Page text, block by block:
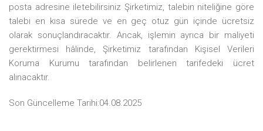
posta adresine iletebilirsiniz Şirketimiz, talebin niteliğine göre
talebi en kısa sürede ve en geç otuz gün içinde ücretsiz
olarak sonuçlandıracaktır. Ancak, işlemin ayrıca bir maliyeti
gerektirmesi hâlinde, Şirketimiz tarafından Kişisel Verileri
Koruma Kurumu tarafından belirlenen tarifedeki ücret
alınacaktır.
Son Güncelleme Tarihi:04.08.2025